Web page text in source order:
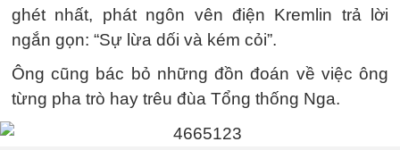
ghét nhất, phát ngôn vên điện Kremlin trả lời
ngắn gọn: “Sự lừa dối và kém cỏi”.
Ông cũng bác bỏ những đồn đoán về việc ông
từng pha trò hay trêu đùa Tổng thống Nga.